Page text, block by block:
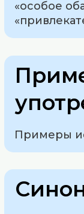
«особое
Примеры